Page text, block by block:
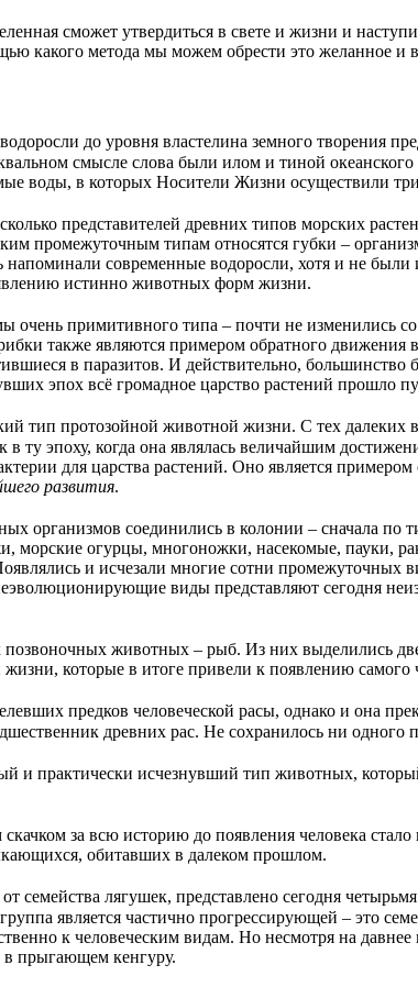
сможет утвердиться в свете и жизни и
какого метода мы можем обрести это желанное и
до уровня властелина земного творения
смысле слова были илом и тиной
воды, в которых Носители Жизни осуществили
представителей древних типов морских
промежуточным типам относятся губки –
современные водоросли, хотя и не
истинно животных форм жизни.
очень примитивного типа – почти не изменились
также являются примером обратного
в паразитов. И действительно,
эпох всё громадное царство растений прошло
тип протозойной животной жизни. С тех
ту эпоху, когда она являлась величайшим
для царства растений. Оно является
развития.
организмов соединились в колонии – сначала
морские огурцы, многоножки, насекомые, пауки,
и исчезали многие сотни
виды представляют сегодня
животных – рыб. Из них выделились
которые в итоге привели к появлению самого
предков человеческой расы, однако и она
древних рас. Не сохранилось ни
и практически исчезнувший тип животных,
за всю историю до появления человека
обитавших в далеком прошлом.
семейства лягушек, представлено сегодня
является частично прогрессирующей – это
к человеческим видам. Но несмотря на
в прыгающем кенгуру.